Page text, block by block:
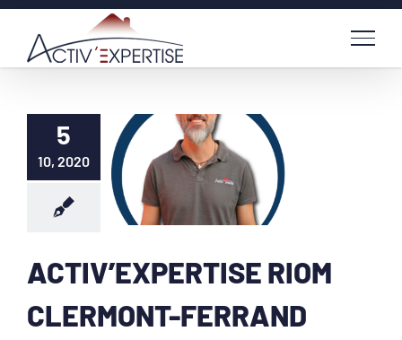
Passer
contenu
5
10, 2020
ACTIV’EXPERTISE RIOM
CLERMONT-FERRAND